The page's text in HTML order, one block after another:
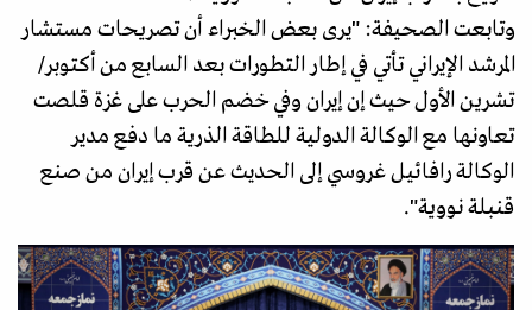
وتابعت الصحيفة: "يرى بعض الخبراء أن تصريحات مستشار
المرشد الإيراني تأتي في إطار التطورات بعد السابع من أكتوبر/
تشرين الأول حيث إن إيران وفي خضم الحرب على غزة قلصت
تعاونها مع الوكالة الدولية للطاقة الذرية ما دفع مدير
الوكالة رافائيل غروسي إلى الحديث عن قرب إيران من صنع
قنبلة نووية".